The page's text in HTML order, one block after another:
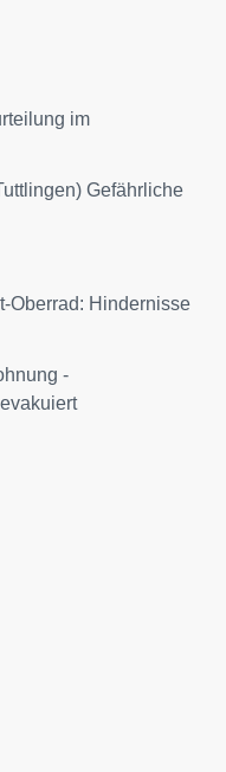
im
Gefährliche
Oberrad: Hindernisse
-